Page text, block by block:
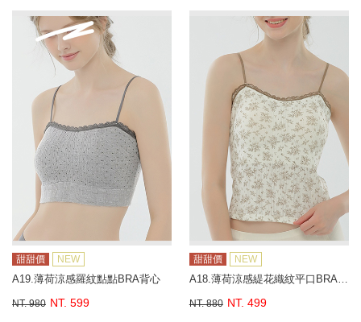
甜甜價 NEW
A19.薄荷涼感羅紋點點BRA背心
NT. 980 NT. 599
甜甜價 NEW
NT. 880 NT. 499